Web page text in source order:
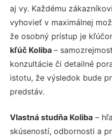
aj vy. Každému
vyhovieť v maximálnej
že osobný prístup je
kľúč Koliba –
konzultácie či detailné
istotu, že výsledok bude
predstáv.
Vlastná studňa Koliba –
skúseností, odbornosti a